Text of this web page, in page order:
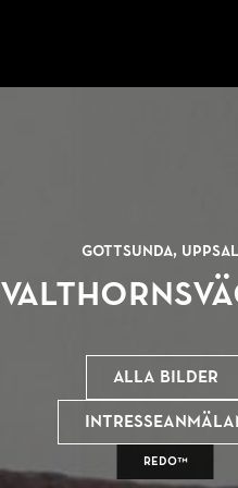
Gottsunda,
REDO™
Alla bilder